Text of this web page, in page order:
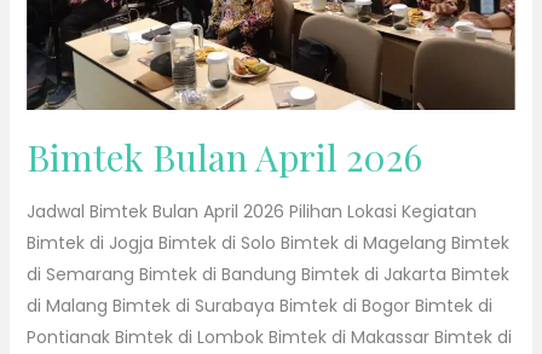
Bimtek Bulan April 2026
Jadwal Bimtek Bulan April 2026 Pilihan Lokasi Kegiatan
Bimtek di Jogja Bimtek di Solo Bimtek di Magelang Bimtek
di Semarang Bimtek di Bandung Bimtek di Jakarta Bimtek
di Malang Bimtek di Surabaya Bimtek di Bogor Bimtek di
Pontianak Bimtek di Lombok Bimtek di Makassar Bimtek di